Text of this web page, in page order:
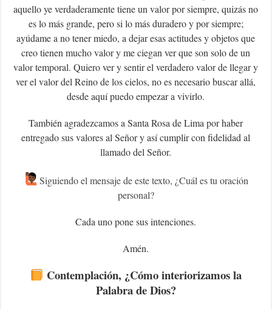
aquello ye verdaderamente tiene un valor por siempre, quizás no
es lo más grande, pero si lo más duradero y por siempre;
ayúdame a no tener miedo, a dejar esas actitudes y objetos que
creo tienen mucho valor y me ciegan ver que son solo de un
valor temporal. Quiero ver y sentir el verdadero valor de llegar y
ver el valor del Reino de los cielos, no es necesario buscar allá,
desde aquí puedo empezar a vivirlo.
También agradezcamos a Santa Rosa de Lima por haber
entregado sus valores al Señor y así cumplir con fidelidad al
llamado del Señor.
Siguiendo el mensaje de este texto, ¿Cuál es tu oración
personal?
Cada uno pone sus intenciones.
Amén.
Contemplación, ¿Cómo interiorizamos la
Palabra de Dios?